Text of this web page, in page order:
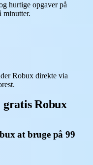
hurtige opgaver på
minutter.
Robux direkte via
Robux
at bruge på 99